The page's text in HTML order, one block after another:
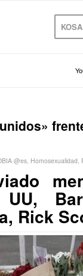
@es, Homosexualidad,
Rick